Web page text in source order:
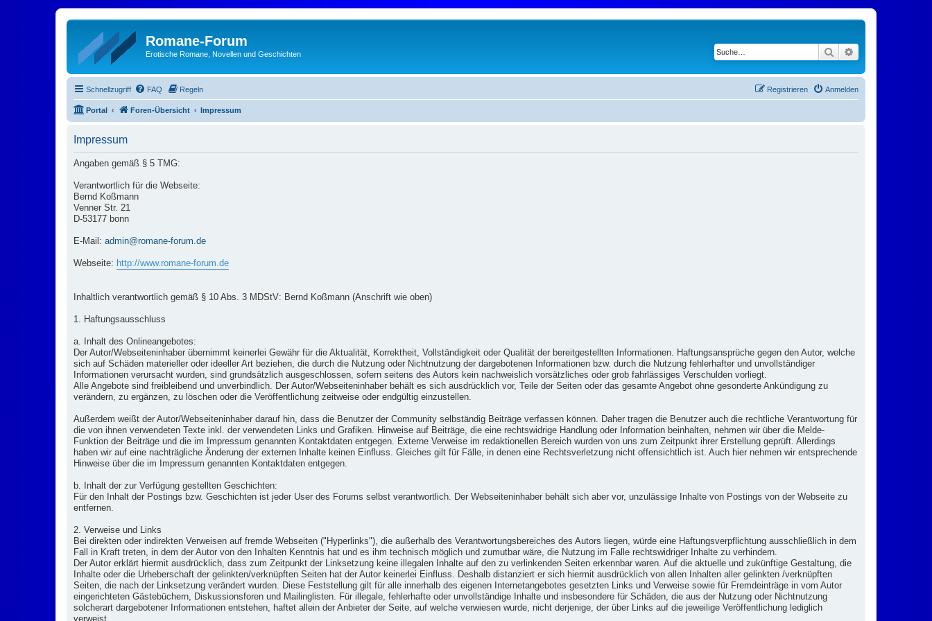
Romane-Forum
Erotische Romane, Novellen und Geschichten Suche
Schnellzugriff FAQ Regeln Anmelden
Registrieren
Portal Foren-Übersicht Impressum
Impressum
Angaben gemäß § 5 TMG:
Verantwortlich für die Webseite:
Bernd Koßmann
Venner Str. 21
D-53177 bonn
E-Mail: admin@romane-forum.de
Webseite: http://www.romane-forum.de
Inhaltlich verantwortlich gemäß § 10 Abs. 3 MDStV: Bernd Koßmann (Anschrift wie oben)
1. Haftungsausschluss
a. Inhalt des Onlineangebotes:
Der Autor/Webseiteninhaber übernimmt keinerlei Gewähr für die Aktualität, Korrektheit, Vollständigkeit oder Qualität der bereitgestellten Informationen. Haftungsansprüche gegen den Autor, welche
sich auf Schäden materieller oder ideeller Art beziehen, die durch die Nutzung oder Nichtnutzung der dargebotenen Informationen bzw. durch die Nutzung fehlerhafter und unvollständiger
Informationen verursacht wurden, sind grundsätzlich ausgeschlossen, sofern seitens des Autors kein nachweislich vorsätzliches oder grob fahrlässiges Verschulden vorliegt.
Alle Angebote sind freibleibend und unverbindlich. Der Autor/Webseiteninhaber behält es sich ausdrücklich vor, Teile der Seiten oder das gesamte Angebot ohne gesonderte Ankündigung zu
verändern, zu ergänzen, zu löschen oder die Veröffentlichung zeitweise oder endgültig einzustellen.
Außerdem weißt der Autor/Webseiteninhaber darauf hin, dass die Benutzer der Community selbständig Beiträge verfassen können. Daher tragen die Benutzer auch die rechtliche Verantwortung für
die von ihnen verwendeten Texte inkl. der verwendeten Links und Grafiken. Hinweise auf Beiträge, die eine rechtswidrige Handlung oder Information beinhalten, nehmen wir über die Melde-
Funktion der Beiträge und die im Impressum genannten Kontaktdaten entgegen. Externe Verweise im redaktionellen Bereich wurden von uns zum Zeitpunkt ihrer Erstellung geprüft. Allerdings
haben wir auf eine nachträgliche Änderung der externen Inhalte keinen Einfluss. Gleiches gilt für Fälle, in denen eine Rechtsverletzung nicht offensichtlich ist. Auch hier nehmen wir entsprechende
Hinweise über die im Impressum genannten Kontaktdaten entgegen.
b. Inhalt der zur Verfügung gestellten Geschichten:
Für den Inhalt der Postings bzw. Geschichten ist jeder User des Forums selbst verantwortlich. Der Webseiteninhaber behält sich aber vor, unzulässige Inhalte von Postings von der Webseite zu
entfernen.
2. Verweise und Links
Bei direkten oder indirekten Verweisen auf fremde Webseiten ("Hyperlinks"), die außerhalb des Verantwortungsbereiches des Autors liegen, würde eine Haftungsverpflichtung ausschließlich in dem
Fall in Kraft treten, in dem der Autor von den Inhalten Kenntnis hat und es ihm technisch möglich und zumutbar wäre, die Nutzung im Falle rechtswidriger Inhalte zu verhindern.
Der Autor erklärt hiermit ausdrücklich, dass zum Zeitpunkt der Linksetzung keine illegalen Inhalte auf den zu verlinkenden Seiten erkennbar waren. Auf die aktuelle und zukünftige Gestaltung, die
Inhalte oder die Urheberschaft der gelinkten/verknüpften Seiten hat der Autor keinerlei Einfluss. Deshalb distanziert er sich hiermit ausdrücklich von allen Inhalten aller gelinkten /verknüpften
Seiten, die nach der Linksetzung verändert wurden. Diese Feststellung gilt für alle innerhalb des eigenen Internetangebotes gesetzten Links und Verweise sowie für Fremdeinträge in vom Autor
eingerichteten Gästebüchern, Diskussionsforen und Mailinglisten. Für illegale, fehlerhafte oder unvollständige Inhalte und insbesondere für Schäden, die aus der Nutzung oder Nichtnutzung
solcherart dargebotener Informationen entstehen, haftet allein der Anbieter der Seite, auf welche verwiesen wurde, nicht derjenige, der über Links auf die jeweilige Veröffentlichung lediglich
verweist.